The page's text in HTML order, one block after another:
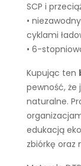
SCP i
•
cyklami
• 6-
Kupując ten
pewność, że
naturalne.
edukacją
zbiórkę oraz